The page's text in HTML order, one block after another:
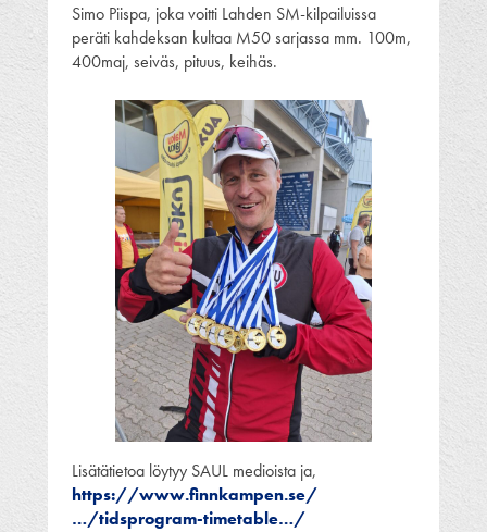
Simo Piispa, joka voitti Lahden SM-kilpailuissa
peräti kahdeksan kultaa M50 sarjassa mm. 100m,
400maj, seiväs, pituus, keihäs.
Lisätätietoa löytyy SAUL medioista ja,
https://www.finnkampen.se/
…/tidsprogram-timetable…/